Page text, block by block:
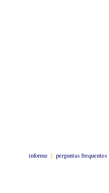
informe | perguntas frequentes